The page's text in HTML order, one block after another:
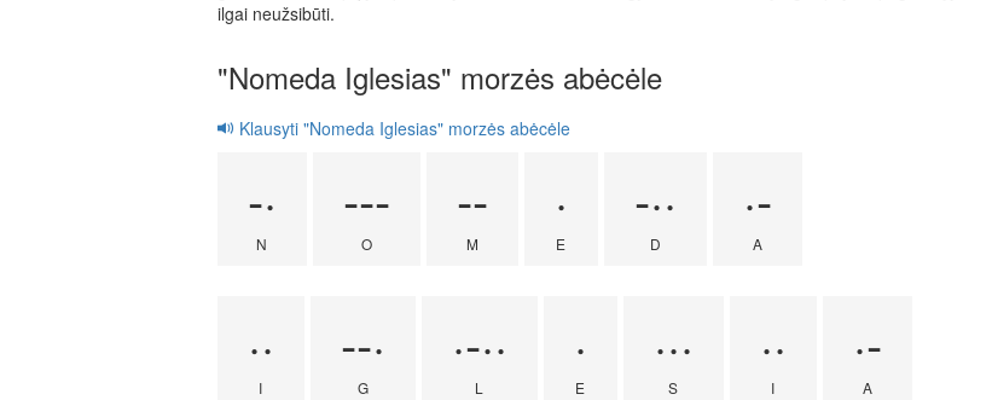
ilgai neužsibūti.
"Nomeda Iglesias" morzės abėcėle
Klausyti "Nomeda Iglesias" morzės abėcėle
-·
N
---
O
--
M
·
E
-··
D
·-
A
··
I
--·
G
·-··
L
·
E
···
S
··
I
·-
A